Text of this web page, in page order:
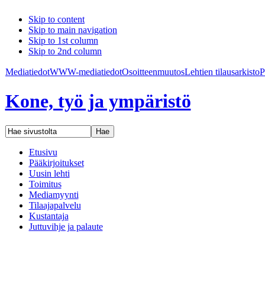
Skip to content
Skip to main navigation
Skip to 1st column
Skip to 2nd column
MediatiedotWWW-mediatiedotOsoitteenmuutosLehtien tilausarkisto
Kone, työ ja ympäristö
Etusivu
Pääkirjoitukset
Uusin lehti
Toimitus
Mediamyynti
Tilaajapalvelu
Kustantaja
Juttuvihje ja palaute